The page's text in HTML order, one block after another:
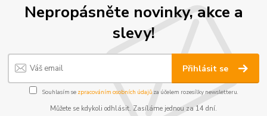
Nepropásněte novinky, akce a
slevy!
Přihlásit se
Souhlasím se zpracováním osobních údajůza účelem rozesílky newsletteru.
Můžete se kdykoli odhlásit. Zasíláme jednou za 14 dní.